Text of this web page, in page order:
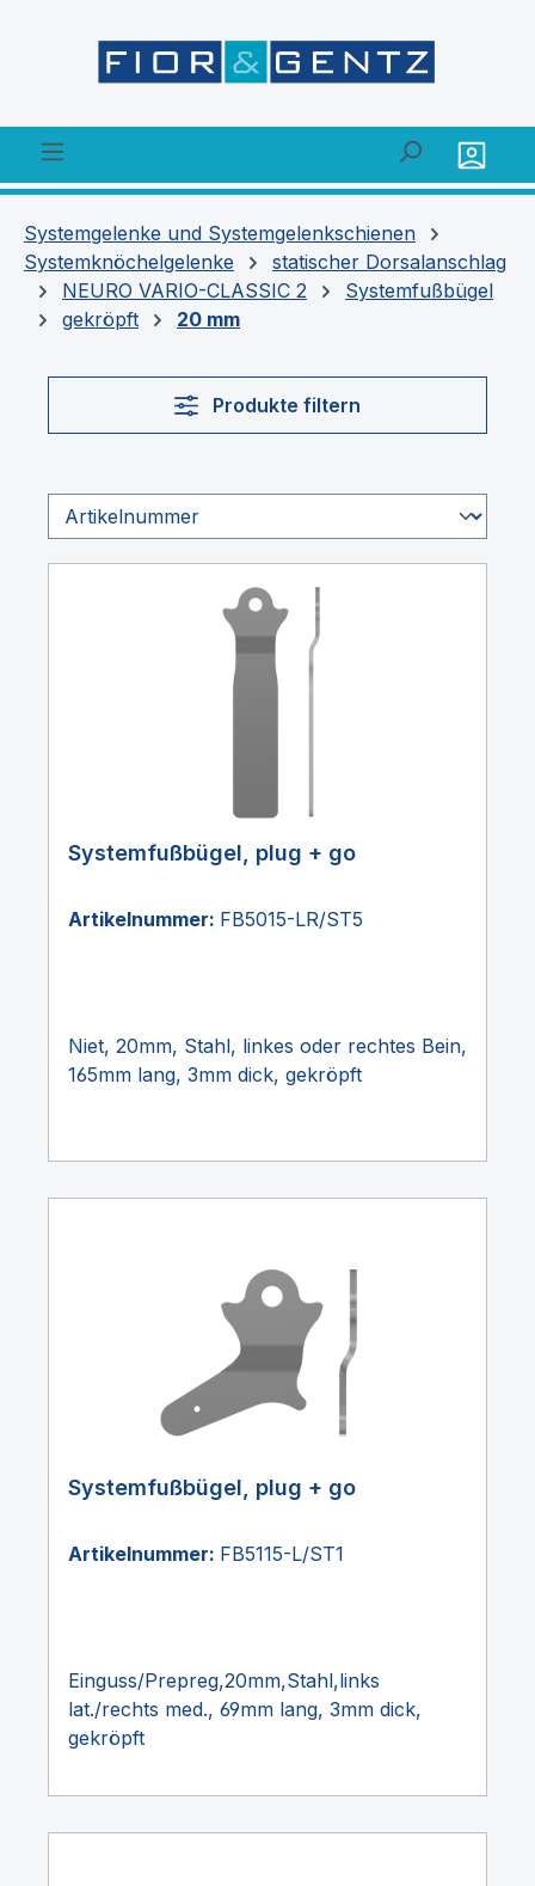
Systemgelenke und Systemgelenkschienen
Systemknöchelgelenke
statischer Dorsalanschlag
NEURO VARIO-CLASSIC 2
Systemfußbügel
gekröpft
20 mm
Produkte filtern
Systemfußbügel, plug + go
Artikelnummer: FB5015-LR/ST5
Niet, 20mm, Stahl, linkes oder rechtes Bein,
165mm lang, 3mm dick, gekröpft
Systemfußbügel, plug + go
Artikelnummer: FB5115-L/ST1
Einguss/Prepreg,20mm,Stahl,links
lat./rechts med., 69mm lang, 3mm dick,
gekröpft